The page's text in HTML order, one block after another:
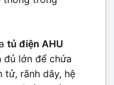
tủ điện AHU
đủ lớn để chứa
tử, rãnh dây, hệ